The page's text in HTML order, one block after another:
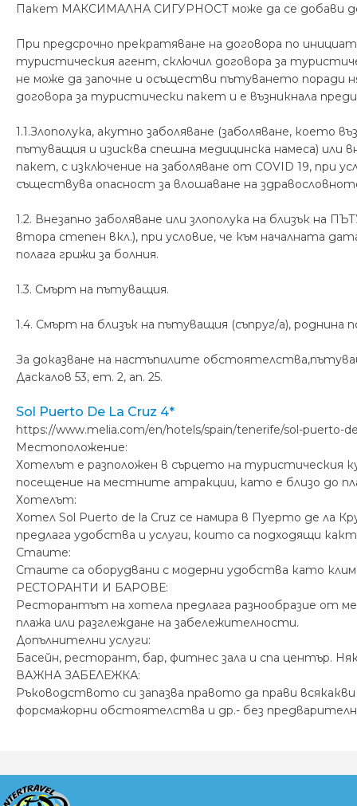
Пакет МАКСИМАЛНА СИГУРНОСТ може да се добави до
При предсрочно прекратяване на договора по
туристическия агент, сключил договора за
не може да започне и осъществи пътуването поради
договора за туристически пакет и е възникнала
1.1.Злополука, акутно заболяване (заболяване, което
пътуващия и изисква спешна медицинска намеса) или
пакет, с изключение на заболяване от COVID 19, при
съществува опасност за влошаване на
1.2. Внезапно заболяване или злополука на близък на
втора степен вкл.), при условие, че към началната
полага грижи за болния.
1.3. Смърт на пътуващия.
1.4. Смърт на близък на пътуващия (съпруг/а), роднина
За доказване на настъпилите
Даскалов 53, ет. 2, ап. 25.
Sol Puerto De La Cruz 4*
https://www.melia.com/en/hotels/spain/tenerife/sol-puerto-
Местоположение:
Хотелът е разположен в сърцето на туристическия
посещение на местните атракции, като е близо до
Хотелът:
Хотел Sol Puerto de la Cruz се намира в Пуерто де ла
предлага удобства и услуги, които са подходящи
Стаите:
Стаите са оборудвани с модерни удобства като
РЕСТОРАНТИ И БАРОВЕ:
Ресторантът на хотела предлага разнообразие от
плажа или разглеждане на забележителности.
Допълнителни услуги:
Басейн, ресторант, бар, фитнес зала и спа център.
ВАЖНА ЗАБЕЛЕЖКА:
Ръководството си запазва правото да прави
форсмажорни обстоятелства и др.- без